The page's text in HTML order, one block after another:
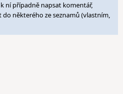
ní případně napsat komentář,
některého ze seznamů (vlastním,